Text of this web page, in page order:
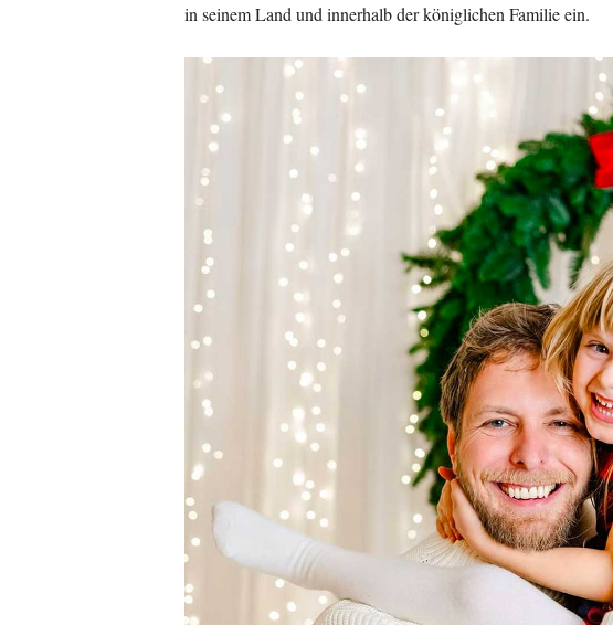
in seinem Land und innerhalb der königlichen Familie ein.